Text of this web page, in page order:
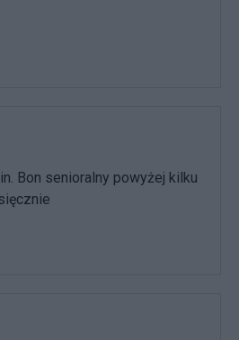
Bon senioralny powyżej kilku